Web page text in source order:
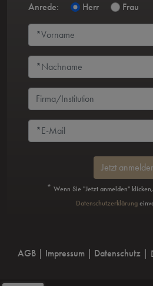
Anrede: Herr Frau
Jetzt
* Wenn Sie "Jetzt anmelden"
Datenschutzerklärung
AGB | Impressum | Datenschutz |